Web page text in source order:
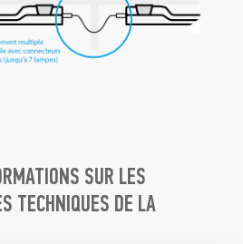
SUR LES
TECHNIQUES DE LA